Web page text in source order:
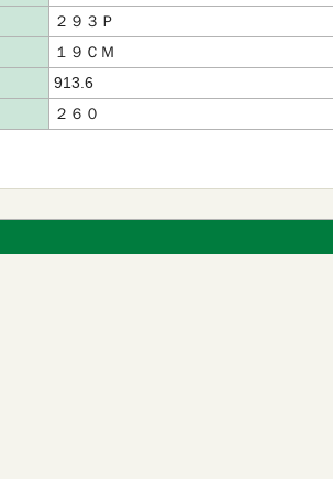
２９３Ｐ
１９ＣＭ
913.6
２６０